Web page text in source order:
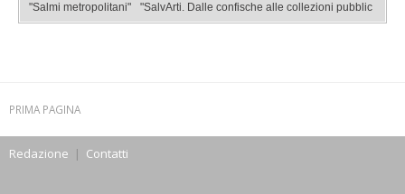
"Salmi metropolitani"
"SalvArti. Dalle confische alle collezioni pubblic
PRIMA PAGINA
Redazione | Contatti